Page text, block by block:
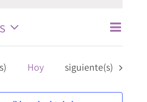
y
Buscar
de
Evento
Lista
Hoy Eventos
siguiente(s)